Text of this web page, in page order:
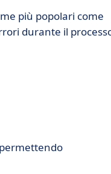
più popolari come
durante il